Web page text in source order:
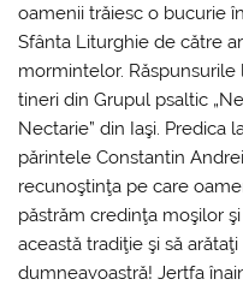
oamenii trăiesc o bucurie
Sfânta Liturghie de către
mormintelor.
tineri din Grupul psaltic
Nectarie” din Iaşi. Predica
părintele Constantin
recunoştinţa pe care
păstrăm credinţa moşilor
această tradiţie şi să
dumneavoastră! Jertfa